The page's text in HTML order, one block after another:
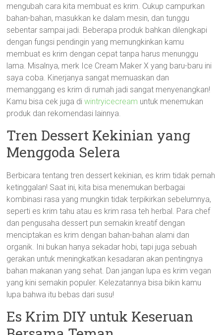
mengubah cara kita membuat es krim. Cukup campurkan
bahan-bahan, masukkan ke dalam mesin, dan tunggu
sebentar sampai jadi. Beberapa produk bahkan dilengkapi
dengan fungsi pendingin yang memungkinkan kamu
membuat es krim dengan cepat tanpa harus menunggu
lama. Misalnya, merk Ice Cream Maker X yang baru-baru ini
saya coba. Kinerjanya sangat memuaskan dan
memanggang es krim di rumah jadi sangat menyenangkan!
Kamu bisa cek juga diwintryicecream untuk menemukan
produk dan rekomendasi lainnya.
Tren Dessert Kekinian yang
Menggoda Selera
Berbicara tentang tren dessert kekinian, es krim tidak pernah
ketinggalan! Saat ini, kita bisa menemukan berbagai
kombinasi rasa yang mungkin tidak terpikirkan sebelumnya,
seperti es krim tahu atau es krim rasa teh herbal. Para chef
dan pengusaha dessert pun semakin kreatif dengan
menciptakan es krim dengan bahan-bahan alami dan
organik. Ini bukan hanya sekadar hobi, tapi juga sebuah
gerakan untuk meningkatkan kesadaran akan pentingnya
bahan makanan yang sehat. Dan jangan lupa es krim vegan
yang kini semakin populer. Kelezatannya bisa bikin kamu
lupa bahwa itu bebas dari susu!
Es Krim DIY untuk Keseruan